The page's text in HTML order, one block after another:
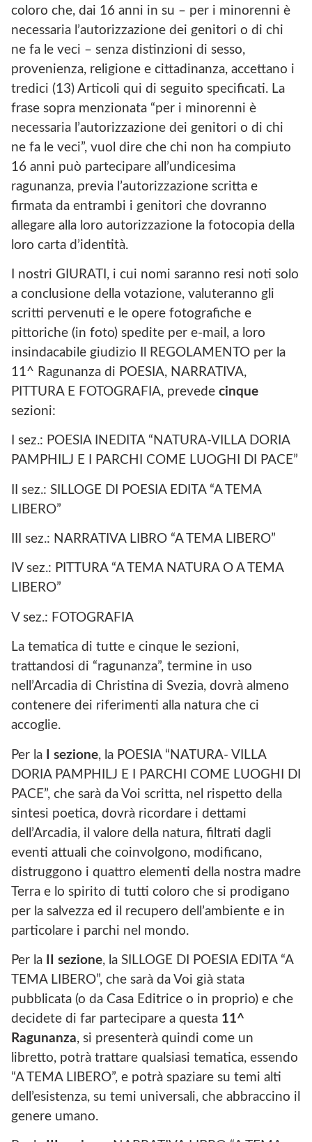
coloro che, dai 16 anni in su – per i minorenni è
necessaria l’autorizzazione dei genitori o di chi
ne fa le veci – senza distinzioni di sesso,
provenienza, religione e cittadinanza, accettano i
tredici (13) Articoli qui di seguito specificati. La
frase sopra menzionata “per i minorenni è
necessaria l’autorizzazione dei genitori o di chi
ne fa le veci”, vuol dire che chi non ha compiuto
16 anni può partecipare all’undicesima
ragunanza, previa l’autorizzazione scritta e
firmata da entrambi i genitori che dovranno
allegare alla loro autorizzazione la fotocopia della
loro carta d’identità.
I nostri GIURATI, i cui nomi saranno resi noti solo
a conclusione della votazione, valuteranno gli
scritti pervenuti e le opere fotografiche e
pittoriche (in foto) spedite per e-mail, a loro
insindacabile giudizio Il REGOLAMENTO per la
11^ Ragunanza di POESIA, NARRATIVA,
PITTURA E FOTOGRAFIA, prevede cinque
sezioni:
I sez.: POESIA INEDITA “NATURA-VILLA DORIA
PAMPHILJ E I PARCHI COME LUOGHI DI PACE”
II sez.: SILLOGE DI POESIA EDITA “A TEMA
LIBERO”
III sez.: NARRATIVA LIBRO “A TEMA LIBERO”
IV sez.: PITTURA “A TEMA NATURA O A TEMA
LIBERO”
V sez.: FOTOGRAFIA
La tematica di tutte e cinque le sezioni,
trattandosi di “ragunanza”, termine in uso
nell’Arcadia di Christina di Svezia, dovrà almeno
contenere dei riferimenti alla natura che ci
accoglie.
Per la I sezione, la POESIA “NATURA- VILLA
DORIA PAMPHILJ E I PARCHI COME LUOGHI DI
PACE”, che sarà da Voi scritta, nel rispetto della
sintesi poetica, dovrà ricordare i dettami
dell’Arcadia, il valore della natura, filtrati dagli
eventi attuali che coinvolgono, modificano,
distruggono i quattro elementi della nostra madre
Terra e lo spirito di tutti coloro che si prodigano
per la salvezza ed il recupero dell’ambiente e in
particolare i parchi nel mondo.
Per la II sezione, la SILLOGE DI POESIA EDITA “A
TEMA LIBERO”, che sarà da Voi già stata
pubblicata (o da Casa Editrice o in proprio) e che
decidete di far partecipare a questa 11^
Ragunanza, si presenterà quindi come un
libretto, potrà trattare qualsiasi tematica, essendo
“A TEMA LIBERO”, e potrà spaziare su temi alti
dell’esistenza, su temi universali, che abbraccino il
genere umano.